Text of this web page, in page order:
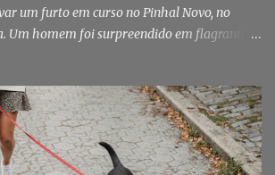
um furto em curso no Pinhal Novo, no
Um homem foi surpreendido em flagrante
Patrulhamento da GNR termina com
detenção ocorreu no dia 4 de Agosto, - mas
feira - numa ação desenvolvida pelo
Novo. Segundo a GNR, "no âmbito de